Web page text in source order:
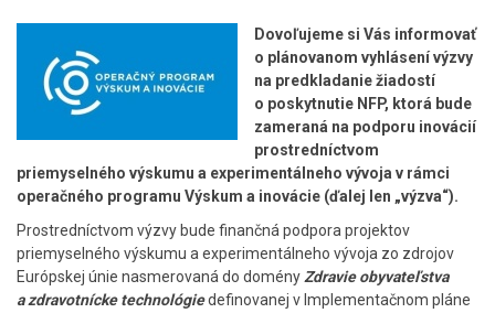
Dovoľujeme si Vás informovať
o plánovanom vyhlásení výzvy
na predkladanie žiadostí
o poskytnutie NFP, ktorá bude
zameraná na podporu inovácií
prostredníctvom
priemyselného výskumu a experimentálneho vývoja v rámci
operačného programu Výskum a inovácie (ďalej len „výzva“).
Prostredníctvom výzvy bude finančná podpora projektov
priemyselného výskumu a experimentálneho vývoja zo zdrojov
Európskej únie nasmerovaná do doményZdravie obyvateľstva
a zdravotnícke technológiedefinovanej v Implementačnom pláne